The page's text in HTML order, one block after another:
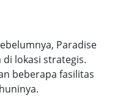
Paradise
di lokasi strategis.
beberapa fasilitas